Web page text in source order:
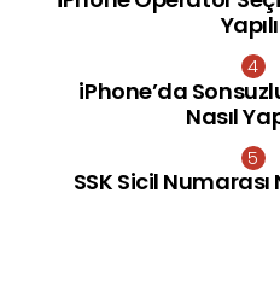
iPhone’da
Nasıl
SSK Sicil Numarası